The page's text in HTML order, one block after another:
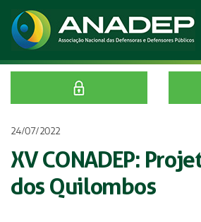
24/07/2022
XV CONADEP:
dos Quilombos